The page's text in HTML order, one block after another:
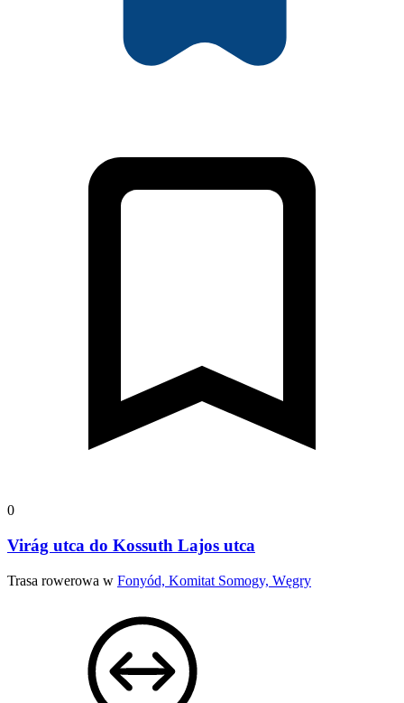
0
Virág utca do Kossuth Lajos utca
Trasa rowerowa w Fonyód, Komitat Somogy, Węgry